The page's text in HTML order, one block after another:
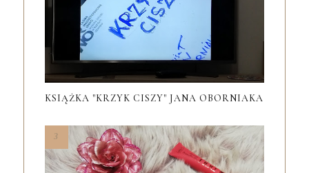
KSIĄŻKA "KRZYK CISZY" JANA OBORNIAKA